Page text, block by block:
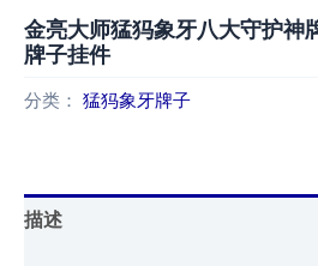
金亮大师猛犸象牙八大守护神
牌子挂件
分类： 猛犸象牙牌子
描述